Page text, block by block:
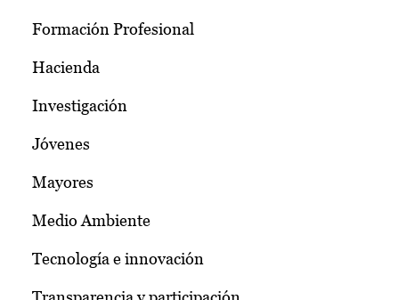
Formación Profesional
Hacienda
Investigación
Jóvenes
Mayores
Medio Ambiente
Tecnología e innovación